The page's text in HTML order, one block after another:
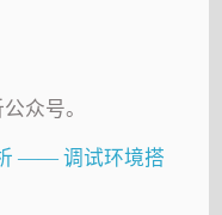
众号。
析 —— 调试环境搭